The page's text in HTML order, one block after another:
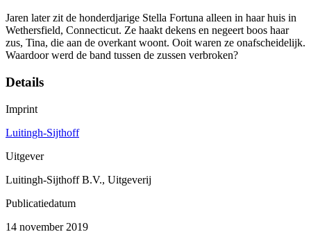
Jaren later zit de honderdjarige Stella Fortuna alleen in haar huis in
Wethersfield, Connecticut. Ze haakt dekens en negeert boos haar
zus, Tina, die aan de overkant woont. Ooit waren ze onafscheidelijk.
Waardoor werd de band tussen de zussen verbroken?
Details
Imprint
Luitingh-Sijthoff
Uitgever
Luitingh-Sijthoff B.V., Uitgeverij
Publicatiedatum
14 november 2019